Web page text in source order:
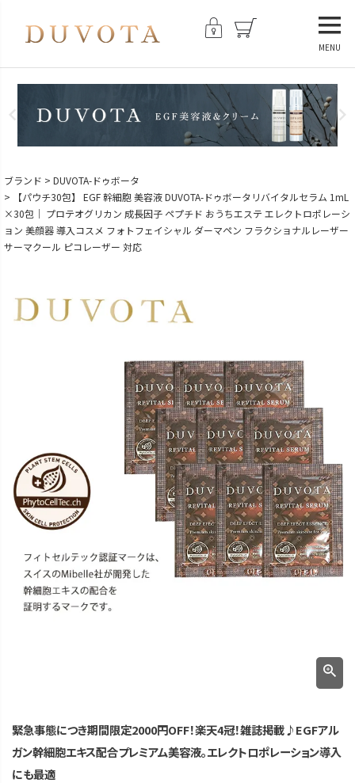
MENU
ブランド
DUVOTA-ドゥボータ
【パウチ30包】 EGF 幹細胞 美容液 DUVOTA-ドゥボータリバイタルセラム 1mL
×30包｜ プロテオグリカン 成長因子 ペプチド おうちエステ エレクトロポレーシ
ョン 美顔器 導入コスメ フォトフェイシャル ダーマペン フラクショナルレーザー
サーマクール ピコレーザー 対応
緊急事態につき期間限定2000円OFF！楽天4冠！雑誌掲載♪EGFアル
ガン幹細胞エキス配合プレミアム美容液。エレクトロポレーション導入
にも最適